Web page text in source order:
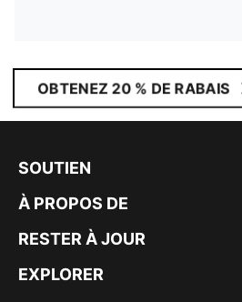
OBTENEZ 20 % DE RABAIS
SOUTIEN
À PROPOS DE
RESTER À JOUR
EXPLORER